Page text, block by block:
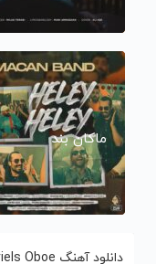
ماکان بند
دانلود آهنگ Gabriels Oboe از Yo-Yo Ma یو-یو ما